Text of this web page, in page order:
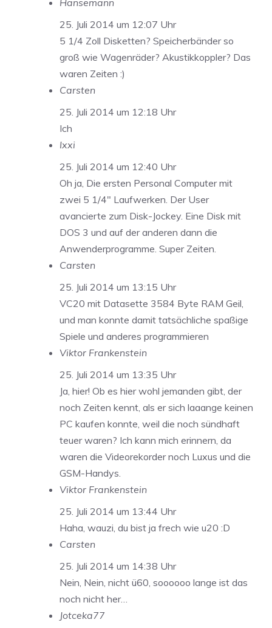
Hansemann
25. Juli 2014 um 12:07 Uhr
5 1/4 Zoll Disketten? Speicherbänder so
groß wie Wagenräder? Akustikkoppler? Das
waren Zeiten :)
Carsten
25. Juli 2014 um 12:18 Uhr
Ich
Ixxi
25. Juli 2014 um 12:40 Uhr
Oh ja, Die ersten Personal Computer mit
zwei 5 1/4″ Laufwerken. Der User
avancierte zum Disk-Jockey. Eine Disk mit
DOS 3 und auf der anderen dann die
Anwenderprogramme. Super Zeiten.
Carsten
25. Juli 2014 um 13:15 Uhr
VC20 mit Datasette 3584 Byte RAM Geil,
und man konnte damit tatsächliche spaßige
Spiele und anderes programmieren
Viktor Frankenstein
25. Juli 2014 um 13:35 Uhr
Ja, hier! Ob es hier wohl jemanden gibt, der
noch Zeiten kennt, als er sich laaange keinen
PC kaufen konnte, weil die noch sündhaft
teuer waren? Ich kann mich erinnern, da
waren die Videorekorder noch Luxus und die
GSM-Handys.
Viktor Frankenstein
25. Juli 2014 um 13:44 Uhr
Haha, wauzi, du bist ja frech wie u20 :D
Carsten
25. Juli 2014 um 14:38 Uhr
Nein, Nein, nicht ü60, soooooo lange ist das
noch nicht her…
Jotceka77